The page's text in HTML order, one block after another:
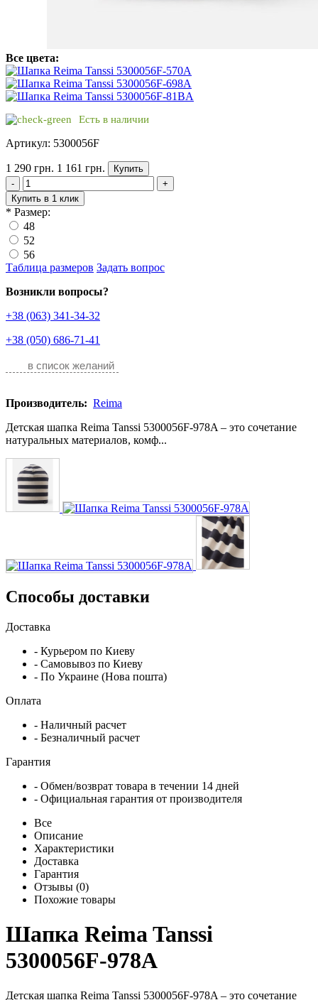
Все цвета:
Есть в наличии
Артикул: 5300056F
1 290 грн. 1 161 грн.
Купить
-
+
Купить в 1 клик
* Размер:
48
52
56
Таблица размеров Задать вопрос
Возникли вопросы?
+38 (063) 341-34-32
+38 (050) 686-71-41
в список желаний
Производитель: Reima
Детская шапка Reima Tanssi 5300056F-978A – это сочетание
натуральных материалов, комф...
Способы доставки
Доставка
- Курьером по Киеву
- Самовывоз по Киеву
- По Украине (Нова пошта)
Оплата
- Наличный расчет
- Безналичный расчет
Гарантия
- Обмен/возврат товара в течении 14 дней
- Официальная гарантия от производителя
Все
Описание
Характеристики
Доставка
Гарантия
Отзывы (0)
Похожие товары
Шапка Reima Tanssi
5300056F-978A
Детская шапка Reima Tanssi 5300056F-978A – это сочетание